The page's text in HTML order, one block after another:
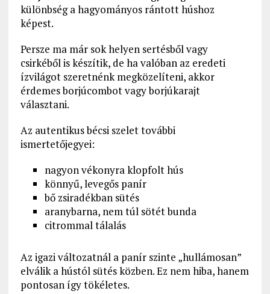
különbség a hagyományos rántott húshoz
képest.
Persze ma már sok helyen sertésből vagy
csirkéből is készítik, de ha valóban az eredeti
ízvilágot szeretnénk megközelíteni, akkor
érdemes borjúcombot vagy borjúkarajt
választani.
Az autentikus bécsi szelet további
ismertetőjegyei:
nagyon vékonyra klopfolt hús
könnyű, levegős panír
bő zsiradékban sütés
aranybarna, nem túl sötét bunda
citrommal tálalás
Az igazi változatnál a panír szinte „hullámosan”
elválik a hústól sütés közben. Ez nem hiba, hanem
pontosan így tökéletes.